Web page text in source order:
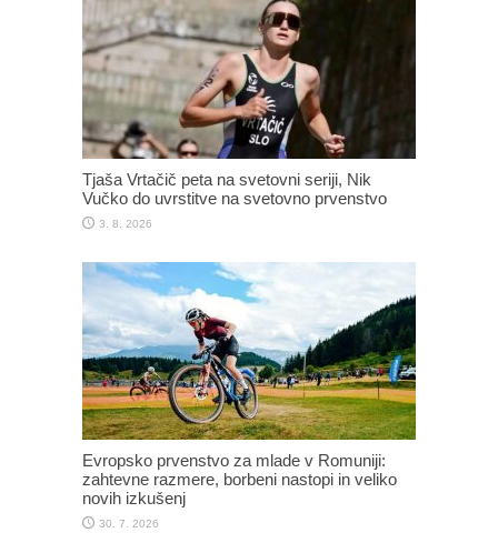
Tjaša Vrtačič peta na svetovni seriji, Nik
Vučko do uvrstitve na svetovno prvenstvo
3. 8. 2026
Evropsko prvenstvo za mlade v Romuniji:
zahtevne razmere, borbeni nastopi in veliko
novih izkušenj
30. 7. 2026